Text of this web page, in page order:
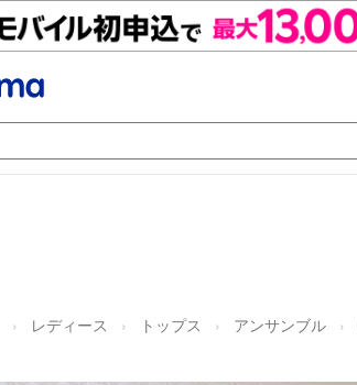
レディース トップス アンサンブル